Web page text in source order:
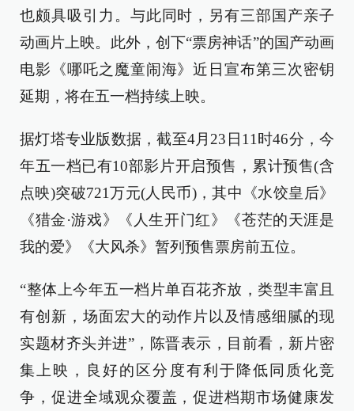
也颇具吸引力。与此同时，另有三部国产亲子
动画片上映。此外，创下“票房神话”的国产动画
电影《哪吒之魔童闹海》近日宣布第三次密钥
延期，将在五一档持续上映。
据灯塔专业版数据，截至4月23日11时46分，今
年五一档已有10部影片开启预售，累计预售(含
点映)突破721万元(人民币)，其中《水饺皇后》
《猎金·游戏》《人生开门红》《苍茫的天涯是
我的爱》《大风杀》暂列预售票房前五位。
“整体上今年五一档片单百花齐放，类型丰富且
有创新，场面宏大的动作片以及情感细腻的现
实题材齐头并进”，陈晋表示，目前看，新片密
集上映，良好的区分度有利于降低同质化竞
争，促进全域观众覆盖，促进档期市场健康发